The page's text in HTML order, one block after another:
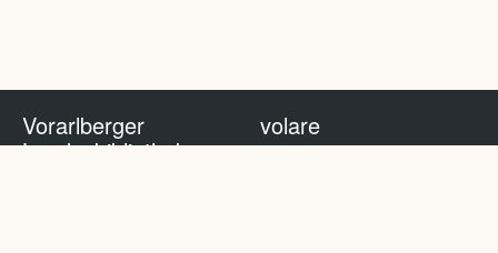
Vorarlberger
Landesbibliothek
volare